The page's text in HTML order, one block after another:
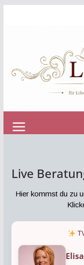
Live
Hier kommst du zu